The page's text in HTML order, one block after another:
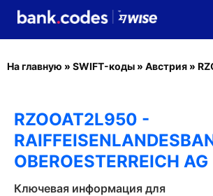
На главную » SWIFT-коды » Австрия »
RZOOAT2L950 -
OBEROESTERREICH AG
Ключевая информация для